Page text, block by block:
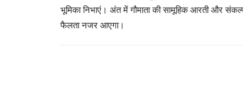
भूमिका निभाएं। अंत में गौमाता की सामूहिक आरती और
फैलता नजर आएगा।